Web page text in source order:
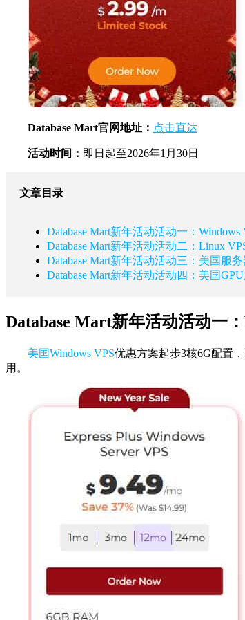
Database Mart官网地址： 点击直达
活动时间： 即日起至2026年1月30日
文章目录
Database Mart新年活动活动一：
Database Mart新年活动活动二：Linux
Database Mart新年活动活动三：美国服
Database Mart新年活动活动四：美国
Database Mart新年活动活动一
美国Windows VPS优惠方案起步3核6G配置
用。